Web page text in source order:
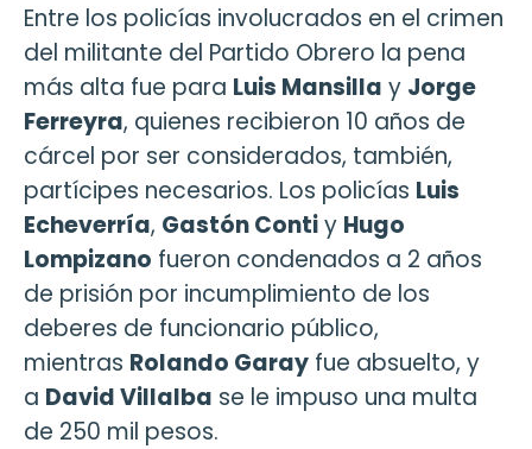
Entre los policías involucrados en el crimen
del militante del Partido Obrero la pena
más alta fue para Luis Mansilla y Jorge
Ferreyra, quienes recibieron 10 años de
cárcel por ser considerados, también,
partícipes necesarios. Los policías Luis
Echeverría, Gastón Contiy Hugo
Lompizano fueron condenados a 2 años
de prisión por incumplimiento de los
deberes de funcionario público,
mientras Rolando Garay fue absuelto, y
a David Villalba se le impuso una multa
de 250 mil pesos.